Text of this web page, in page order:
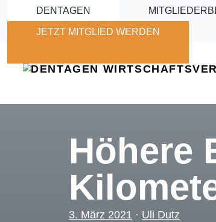
Skip to main content
DENTAGEN
JETZT MITGLIED WERDEN
Höhere
3. März 2021 · Uli Dutz